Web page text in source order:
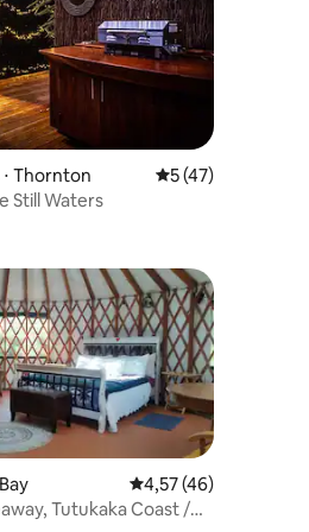
de 49 commentaires : 4,82 sur 5
Thornton Évaluation
5 (47)
Still Waters
Évaluation moyenne
4,57 (46)
Tutukaka Coast /